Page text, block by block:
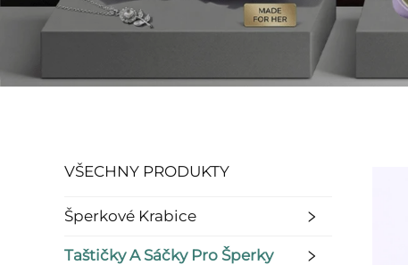
VŠECHNY PRODUKTY
Šperkové Krabice
Taštičky A Sáčky Pro Šperky